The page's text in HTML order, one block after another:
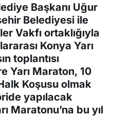
Başkanı Uğur
Belediyesi ile
Vakfı ortaklığıyla
Konya Yarı
toplantısı
Yarı Maraton, 10
Koşusu olmak
yapılacak
Maratonu’na bu yıl